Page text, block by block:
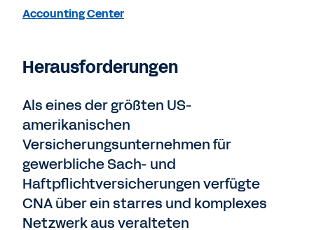
Herausforderungen
Als eines der größten US-
amerikanischen
Versicherungsunternehmen für
gewerbliche Sach- und
Haftpflichtversicherungen verfügte
CNA über ein starres und komplexes
Netzwerk aus veralteten
Accounting Center